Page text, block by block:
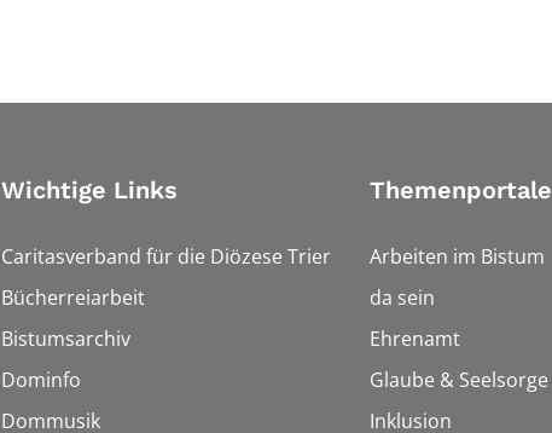
Wichtige Links
Caritasverband für die Diözese Trier
Bücherreiarbeit
Bistumsarchiv
Dominfo
Dommusik
Themenportale
Arbeiten im Bistum
da sein
Ehrenamt
Glaube & Seelsorge
Inklusion